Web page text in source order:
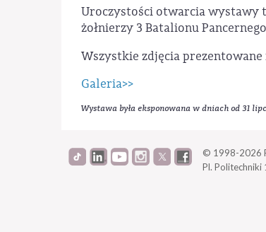
Uroczystości otwarcia wystawy
żołnierzy 3 Batalionu
Wszystkie zdjęcia
Galeria>>
Wystawa była eksponowana w dniach od 31
© 1998-2026
Pl. Politechniki